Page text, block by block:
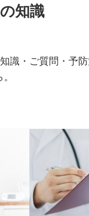
知識
識・ご質問・予防